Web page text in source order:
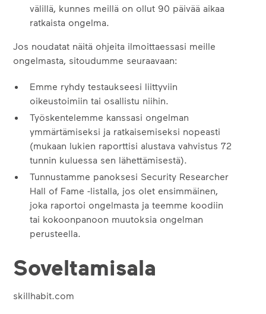
välillä, kunnes meillä on ollut 90 päivää aikaa
ratkaista ongelma.
Jos noudatat näitä ohjeita ilmoittaessasi meille
ongelmasta, sitoudumme seuraavaan:
Emme ryhdy testaukseesi liittyviin
oikeustoimiin tai osallistu niihin.
Työskentelemme kanssasi ongelman
ymmärtämiseksi ja ratkaisemiseksi nopeasti
(mukaan lukien raporttisi alustava vahvistus 72
tunnin kuluessa sen lähettämisestä).
Tunnustamme panoksesi Security Researcher
Hall of Fame -listalla, jos olet ensimmäinen,
joka raportoi ongelmasta ja teemme koodiin
tai kokoonpanoon muutoksia ongelman
perusteella.
Soveltamisala
skillhabit.com